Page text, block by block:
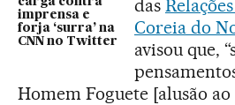
imprensa e
forja ‘surra’ na
CNN no Twitter
das
Coreia do
avisou que,
Homem Foguete [alusão